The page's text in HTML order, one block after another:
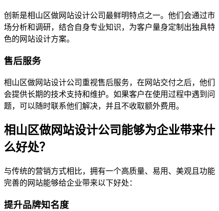
创新是相山区做网站设计公司最鲜明特点之一。他们会通过市
场分析和调研，结合自身专业知识，为客户量身定制出独具特
色的网站设计方案。
售后服务
相山区做网站设计公司重视售后服务，在网站交付之后，他们
会提供长期的技术支持和维护。如果客户在使用过程中遇到问
题，可以随时联系他们解决，并且不收取额外费用。
相山区做网站设计公司能够为企业带来什
么好处？
与传统的营销方式相比，拥有一个高质量、易用、美观且功能
完善的网站能够给企业带来以下好处：
提升品牌知名度